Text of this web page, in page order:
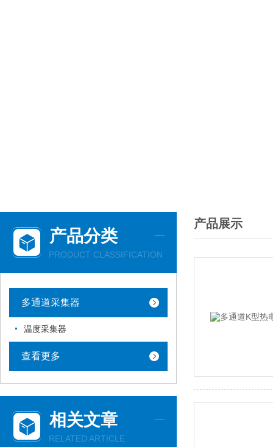
产品分类
PRODUCT CLASSIFICATION
多通道采集器
温度采集器
查看更多
相关文章
RELATED ARTICLE
产品展示